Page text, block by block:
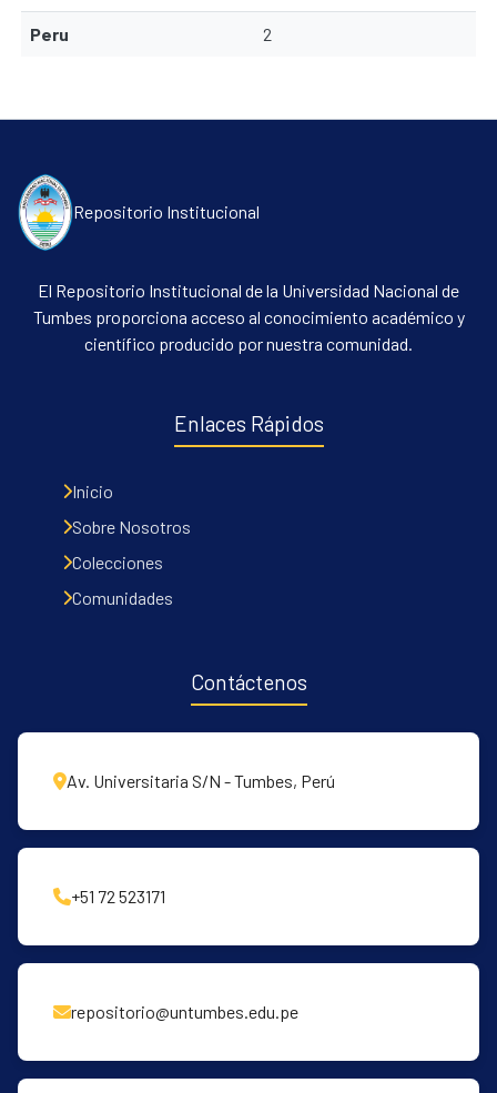
All of DSpace
Políticas
Peru 2
Repositorio Institucional
El Repositorio Institucional de la Universidad Nacional de
Tumbes proporciona acceso al conocimiento académico y
científico producido por nuestra comunidad.
Enlaces Rápidos
Inicio
Sobre Nosotros
Colecciones
Comunidades
Contáctenos
Av. Universitaria S/N - Tumbes, Perú
+51 72 523171
repositorio@untumbes.edu.pe